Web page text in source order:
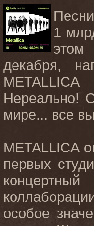
1
декабря,
METALLICA
Нереально!
мире... все
METALLICA
первых
особое